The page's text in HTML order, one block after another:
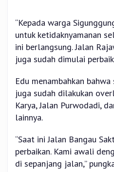
“Kepada warga
untuk ketidaknyamanan
ini berlangsung. Jalan
juga sudah dimulai
Edu menambahkan
juga sudah dilakukan
Karya, Jalan Purwodadi,
lainnya.
“Saat ini Jalan Bangau
perbaikan. Kami awali
di sepanjang jalan,”